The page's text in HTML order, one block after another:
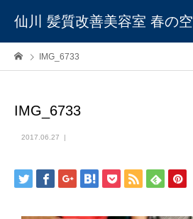
仙川 髪質改善美容室 春の空
IMG_6733
IMG_6733
2017.06.27